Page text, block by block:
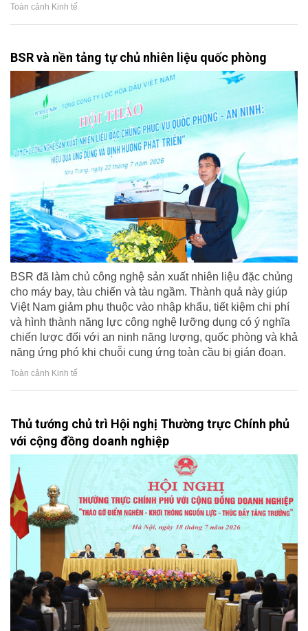
Toàn cảnh Kinh tế
BSR và nền tảng tự chủ nhiên liệu quốc phòng
BSR đã làm chủ công nghệ sản xuất nhiên liệu đặc chủng
cho máy bay, tàu chiến và tàu ngầm. Thành quả này giúp
Việt Nam giảm phụ thuộc vào nhập khẩu, tiết kiệm chi phí
và hình thành năng lực công nghệ lưỡng dụng có ý nghĩa
chiến lược đối với an ninh năng lượng, quốc phòng và khả
năng ứng phó khi chuỗi cung ứng toàn cầu bị gián đoạn.
Toàn cảnh Kinh tế
Thủ tướng chủ trì Hội nghị Thường trực Chính phủ
với cộng đồng doanh nghiệp